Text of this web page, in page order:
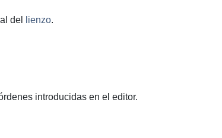
del lienzo.
introducidas en el editor.